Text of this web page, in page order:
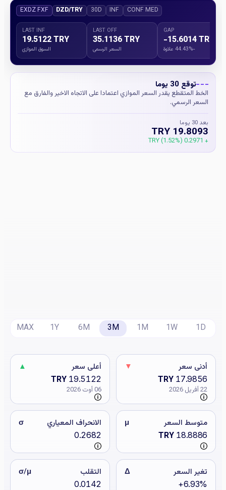
EXDZ FXF DZD/TRY 30D INF CONF MED
LAST INF
19.5122 TRY
السوق الموازي
LAST OFF
35.1136 TRY
السعر الرسمي
GAP
-15.6014 TRY
-44.43% علاوة
توقع 30 يوما
الخط المتقطع يقدر السعر الموازي اعتمادا على الاتجاه الاخير والفارق مع
السعر الرسمي.
بعد 30 يوما
19.8093 TRY
+ 0.2971 TRY (1.52%)
1D
1W
1M
3M
6M
1Y
MAX
أدنى سعر ▼
17.9856
22 أفريل 2026
أعلى سعر ▲
19.5122
06 أوت 2026
متوسط السعر μ
18.8886
الانحراف المعياري σ
0.2682
تغير السعر Δ
+6.93%
التقلب σ/μ
0.0142